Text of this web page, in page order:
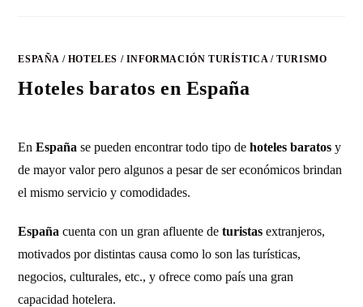
ESPAÑA / HOTELES / INFORMACIÓN TURÍSTICA/TURISMO
Hoteles baratos en España
EnEspaña se pueden encontrar todo tipo dehoteles baratos y
de mayor valor pero algunos a pesar de ser económicos brindan
el mismo servicio y comodidades.
España cuenta con un gran afluente deturistasextranjeros,
motivados por distintas causa como lo son las turísticas,
negocios, culturales, etc., y ofrece como país una gran
capacidad hotelera.